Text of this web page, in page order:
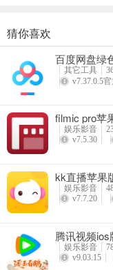
土豆视频ipad版
详情
猜你喜欢
百度网盘绿
其它工具
v7.37.0.5
filmic pro苹
娱乐影音
v7.5.30
kk直播苹果
娱乐影音
v7.7.20
腾讯视频ios
娱乐影音
v9.03.15